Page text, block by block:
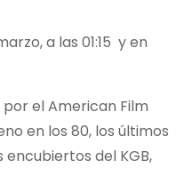
a las 01:15 y en
el American Film
en los 80, los últimos
del KGB,